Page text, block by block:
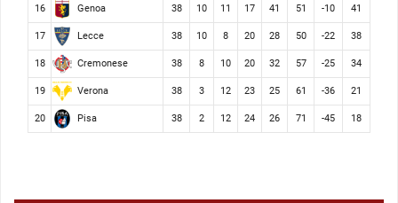
16 Genoa 38 10 11 17 41 51 -10 41
17 Lecce 38 10 8 20 28 50 -22 38
18 Cremonese 38 8 10 20 32 57 -25 34
19 Verona 38 3 12 23 25 61 -36 21
20 Pisa 38 2 12 24 26 71 -45 18